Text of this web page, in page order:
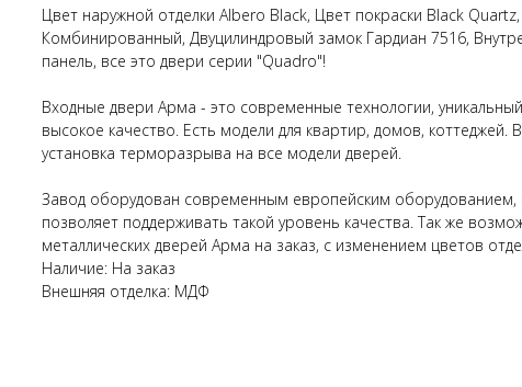
Цвет наружной отделки Albero Black, Цвет покраски Black Quartz,
Комбинированный, Двуцилиндровый замок Гардиан 7516,
панель, все это двери серии "Quadro"!
Входные двери Арма - это современные технологии,
высокое качество. Есть модели для квартир, домов, коттеджей.
установка терморазрыва на все модели дверей.
Завод оборудован современным европейским оборудованием,
позволяет поддерживать такой уровень качества. Так же
металлических дверей Арма на заказ, с изменением цветов
Наличие: На заказ
Внешняя отделка: МДФ